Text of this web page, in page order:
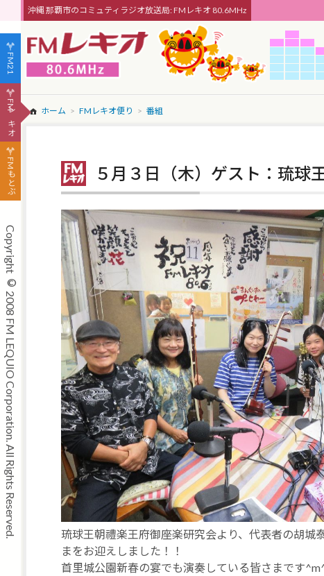
沖縄 那覇市のコミュティラジオ放送局: FMレキオ 80.6MHz
ホーム FMレキオ便り 番組
５月３日（木）ゲスト：琉球
琉球王朝禮楽王府御座楽研究会より、代表者の胡城
まをお迎えしました！！
首里城公園新春の宴でも演奏している皆さまです
FM21
FMレキオ
FMもとぶ
Copyright © 2008 FM LEQUIO Corporation. All Rights Reserved.